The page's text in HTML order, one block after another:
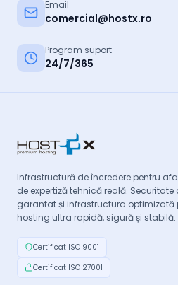
Email
comercial@hostx.ro
Program suport
24/7/365
Infrastructură de încredere pentru
de expertiză tehnică reală. Securitate
garantat și infrastructura optimizată
hosting ultra rapidă, sigură și stabilă.
Certificat ISO 9001
Certificat ISO 27001